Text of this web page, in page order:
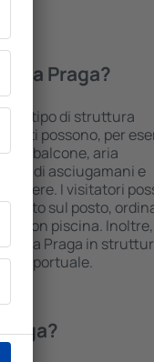
a Praga?
dal tipo di struttura
possono, per
balcone, aria
set di asciugamani e
I visitatori
sul posto,
con piscina. Inoltre,
a Praga in